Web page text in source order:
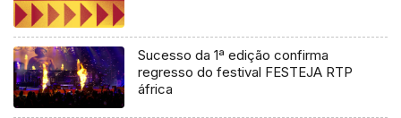
Sucesso da 1ª edição confirma
regresso do festival FESTEJA RTP
áfrica